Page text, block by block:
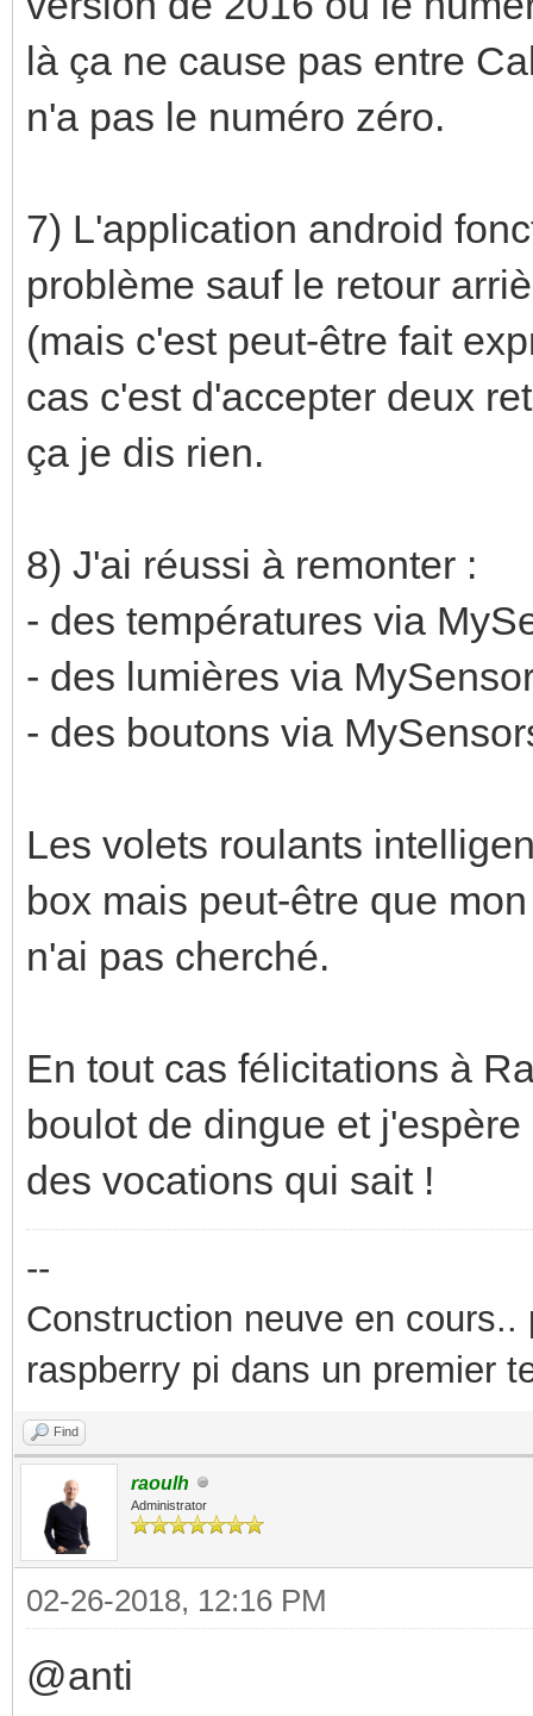
là ça ne cause pas entre
n'a pas le numéro zéro.
7) L'application android
problème sauf le retour
(mais c'est peut-être fait
cas c'est d'accepter deux
ça je dis rien.
8) J'ai réussi à remonter :
- des températures via
- des lumières via
- des boutons via
Les volets roulants
box mais peut-être que
n'ai pas cherché.
En tout cas félicitations à
boulot de dingue et
des vocations qui sait !
--
Construction neuve en
raspberry pi dans un premier
Find
raoulh
Administrator
02-26-2018, 12:16 PM
@anti